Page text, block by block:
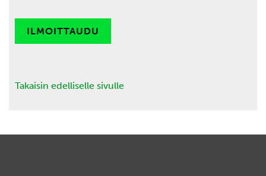
ILMOITTAUDU
Takaisin edelliselle sivulle